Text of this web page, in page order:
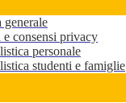
consensi privacy
personale
studenti e famiglie